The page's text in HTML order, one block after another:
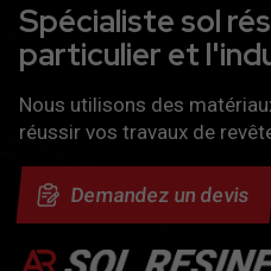
Spécialiste sol
particulier et
Nous utilisons des
réussir vos travaux de
Demandez un devis